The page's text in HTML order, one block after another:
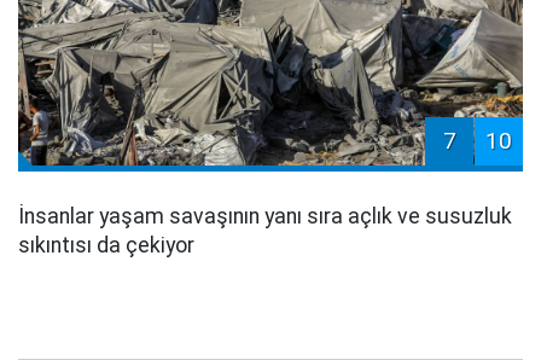
7 10
İnsanlar yaşam savaşının yanı sıra açlık ve susuzluk
sıkıntısı da çekiyor